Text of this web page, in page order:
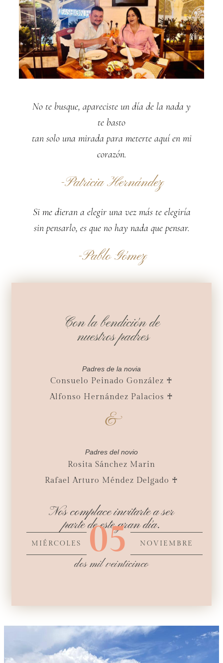
No te busque, apareciste un día de la nada y
te basto
tan solo una mirada para meterte aquí en mi
corazón.
-Patricia Hernández
Si me dieran a elegir una vez más te elegiría
sin pensarlo, es que no hay nada que pensar.
-Pablo Gómez
Con la bendición de
nuestros padres
Padres de la novia
Consuelo Peinado González ♰
Alfonso Hernández Palacios ♰
&
Padres del novio
Rosita Sánchez Marin
Rafael Arturo Méndez Delgado ♰
Nos complace invitarte a ser
parte de este gran día.
MIÉRCOLES 05 NOVIEMBRE
dos mil veinticinco